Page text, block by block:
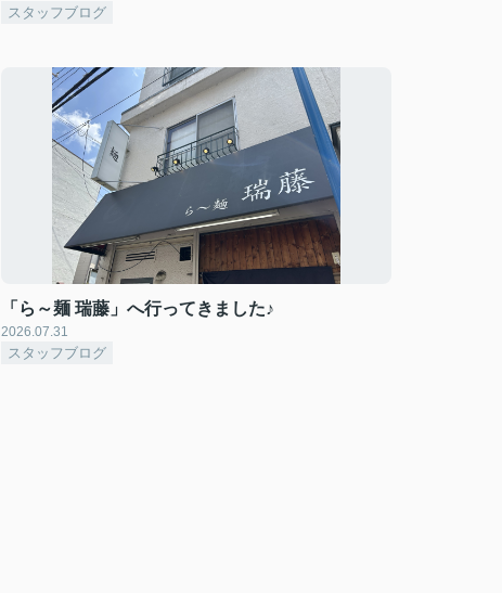
スタッフブログ
「ら～麺 瑞藤」へ行ってきました♪
2026.07.31
スタッフブログ